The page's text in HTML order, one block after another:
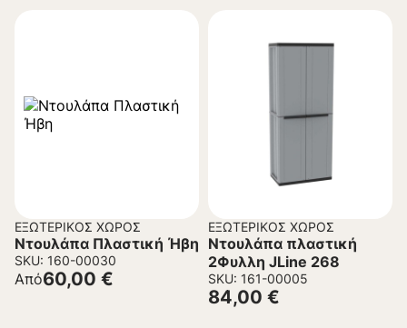
ΕΞΩΤΕΡΙΚΌΣ ΧΏΡΟΣ
Ντουλάπα Πλαστική Ήβη
SKU: 160-00030
Από60,00 €
ΕΞΩΤΕΡΙΚΌΣ ΧΏΡΟΣ
Ντουλάπα πλαστική
2Φυλλη JLine 268
SKU: 161-00005
84,00 €